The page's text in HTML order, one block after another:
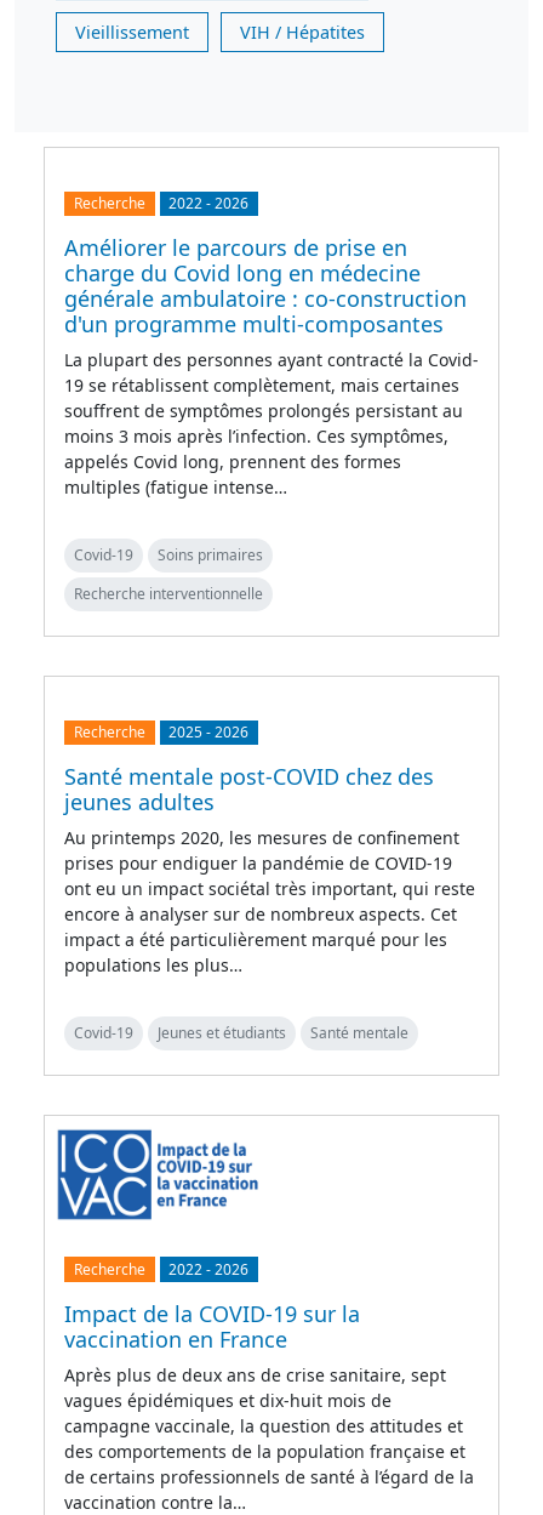
Vieillissement VIH / Hépatites
Recherche 2022-2026
Améliorer le parcours de prise en
charge du Covid long en médecine
générale ambulatoire : co-construction
d'un programme multi-composantes
La plupart des personnes ayant contracté la Covid-
19 se rétablissent complètement, mais certaines
souffrent de symptômes prolongés persistant au
moins 3 mois après l’infection. Ces symptômes,
appelés Covid long, prennent des formes
multiples (fatigue intense…
Covid-19
Soins primaires
Recherche interventionnelle
Recherche 2025-2026
Santé mentale post-COVID chez des
jeunes adultes
Au printemps 2020, les mesures de confinement
prises pour endiguer la pandémie de COVID-19
ont eu un impact sociétal très important, qui reste
encore à analyser sur de nombreux aspects. Cet
impact a été particulièrement marqué pour les
populations les plus…
Covid-19 Jeunes et étudiants Santé mentale
Recherche 2022-2026
Impact de la COVID-19 sur la
vaccination en France
Après plus de deux ans de crise sanitaire, sept
vagues épidémiques et dix-huit mois de
campagne vaccinale, la question des attitudes et
des comportements de la population française et
de certains professionnels de santé à l’égard de la
vaccination contre la…